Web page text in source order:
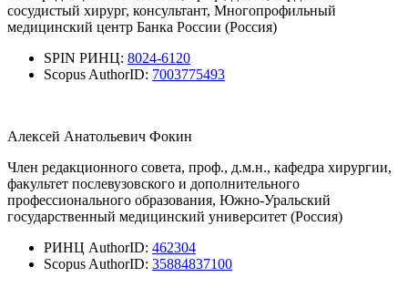
сосудистый хирург, консультант, Многопрофильный
медицинский центр Банка России (Россия)
SPIN РИНЦ: 8024-6120
Scopus AuthorID: 7003775493
Алексей Анатольевич Фокин
Член редакционного совета, проф., д.м.н., кафедра хирургии,
факультет послевузовского и дополнительного
профессионального образования, Южно-Уральский
государственный медицинский университет (Россия)
РИНЦ AuthorID: 462304
Scopus AuthorID: 35884837100